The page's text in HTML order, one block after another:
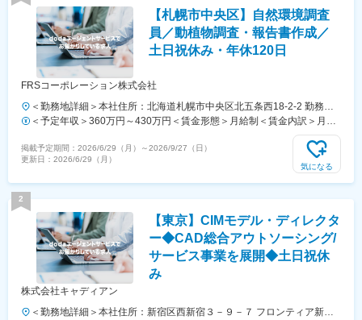
生物分類技能検定1級：3万円・生物分類技能検定2級：5千円・
RCCM：1万円・環境計量士：1万円■資格取得支援制度・技術士取得
者：最大50万円（5年間で5分割支給）賃金はあくまでも目安の金額で
あり、選考を通じて上下する可能性があります。月給(月額)は固定手当
を含めた表記です。
【札幌市中央区】自然環境調査
員／動植物調査・報告書作成／
土日祝休み・年休120日
FRSコーポレーション株式会社
＜勤務地詳細＞本社住所：北海道札幌市中央区北五条西18-2-2 勤務地
最寄駅：地下鉄東西線／西18丁目駅受動喫煙対策：敷地内喫煙可能場
＜予定年収＞360万円～430万円＜賃金形態＞月給制＜賃金内訳＞月額
（基本給）：185,000円～225,600円その他固定手当/月：40,000円固定
残業手当/月：34,725円～41,000円（固定残業時間20時間0分/月）超過
した時間外労働の残業手当は追加支給＜月給＞259,725円～306,600円
り、選考を通じて上下する可能性があります。月給(月額)は固定手当を
含めた表記です。
掲載予定期間： 2026/6/29（月） ～2026/9/27（日）
更新日： 2026/6/29（月）
気になる
2
【東京】CIMモデル・ディレクタ
ー◆CAD総合アウトソーシング/
サービス事業を展開◆土日祝休
み
株式会社キャディアン
＜勤務地詳細＞本社住所：新宿区西新宿３－９－７ フロンティア新宿